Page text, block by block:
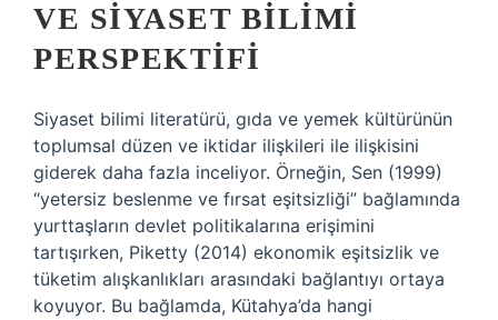
VE SIYASET BILIMI
PERSPEKTIFI
Siyaset bilimi literatürü, gıda ve yemek kültürünün
toplumsal düzen ve iktidar ilişkileri ile ilişkisini
giderek daha fazla inceliyor. Örneğin, Sen (1999)
“yetersiz beslenme ve fırsat eşitsizliği” bağlamında
yurttaşların devlet politikalarına erişimini
tartışırken, Piketty (2014) ekonomik eşitsizlik ve
tüketim alışkanlıkları arasındaki bağlantıyı ortaya
koyuyor. Bu bağlamda, Kütahya’da hangi